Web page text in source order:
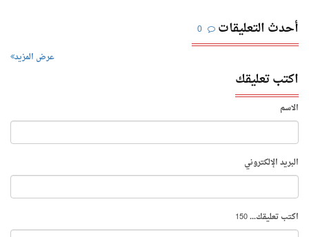
أحدث التعليقات 0
عرض المزيد
اكتب تعليقك
الاسم
البريد الإلكتروني
اكتب تعليقك...150